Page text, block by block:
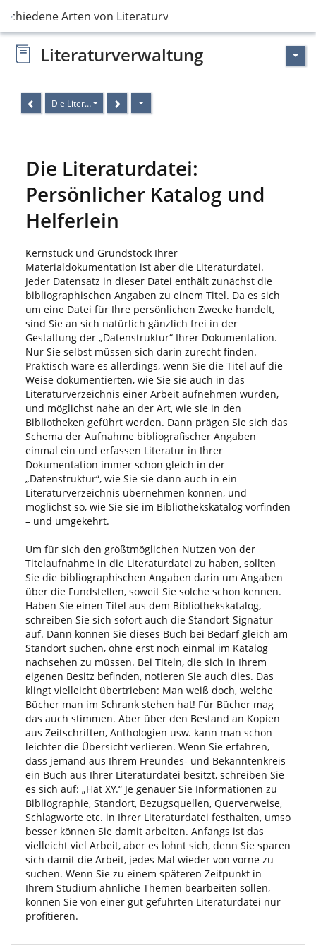
Arten von Literaturverwaltung
Literaturverwaltung
Die Literaturdatei: Persönlicher Katalog und Helferlein
Die Literaturdatei:
Persönlicher Katalog und
Helferlein
Kernstück und Grundstock Ihrer
Materialdokumentation ist aber die Literaturdatei.
Jeder Datensatz in dieser Datei enthält zunächst die
bibliographischen Angaben zu einem Titel. Da es sich
um eine Datei für Ihre persönlichen Zwecke handelt,
sind Sie an sich natürlich gänzlich frei in der
Gestaltung der „Datenstruktur“ Ihrer Dokumentation.
Nur Sie selbst müssen sich darin zurecht finden.
Praktisch wäre es allerdings, wenn Sie die Titel auf die
Weise dokumentierten, wie Sie sie auch in das
Literaturverzeichnis einer Arbeit aufnehmen würden,
und möglichst nahe an der Art, wie sie in den
Bibliotheken geführt werden. Dann prägen Sie sich das
Schema der Aufnahme bibliografischer Angaben
einmal ein und erfassen Literatur in Ihrer
Dokumentation immer schon gleich in der
„Datenstruktur“, wie Sie sie dann auch in ein
Literaturverzeichnis übernehmen können, und
möglichst so, wie Sie sie im Bibliothekskatalog vorfinden
– und umgekehrt.
Um für sich den größtmöglichen Nutzen von der
Titelaufnahme in die Literaturdatei zu haben, sollten
Sie die bibliographischen Angaben darin um Angaben
über die Fundstellen, soweit Sie solche schon kennen.
Haben Sie einen Titel aus dem Bibliothekskatalog,
schreiben Sie sich sofort auch die Standort-Signatur
auf. Dann können Sie dieses Buch bei Bedarf gleich am
Standort suchen, ohne erst noch einmal im Katalog
nachsehen zu müssen. Bei Titeln, die sich in Ihrem
eigenen Besitz befinden, notieren Sie auch dies. Das
klingt vielleicht übertrieben: Man weiß doch, welche
Bücher man im Schrank stehen hat! Für Bücher mag
das auch stimmen. Aber über den Bestand an Kopien
aus Zeitschriften, Anthologien usw. kann man schon
leichter die Übersicht verlieren. Wenn Sie erfahren,
dass jemand aus Ihrem Freundes- und Bekanntenkreis
ein Buch aus Ihrer Literaturdatei besitzt, schreiben Sie
es sich auf: „Hat XY.“ Je genauer Sie Informationen zu
Bibliographie, Standort, Bezugsquellen, Querverweise,
Schlagworte etc. in Ihrer Literaturdatei festhalten, umso
besser können Sie damit arbeiten. Anfangs ist das
vielleicht viel Arbeit, aber es lohnt sich, denn Sie sparen
sich damit die Arbeit, jedes Mal wieder von vorne zu
suchen. Wenn Sie zu einem späteren Zeitpunkt in
Ihrem Studium ähnliche Themen bearbeiten sollen,
können Sie von einer gut geführten Literaturdatei nur
profitieren.